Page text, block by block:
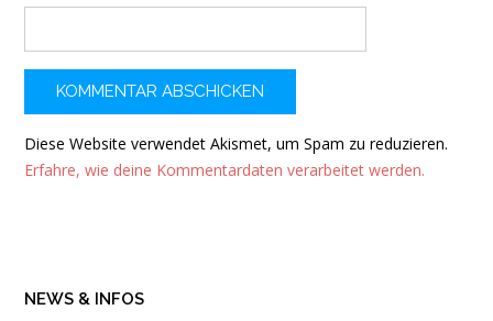
Diese Website verwendet Akismet, um Spam zu reduzieren.
Erfahre, wie deine Kommentardaten verarbeitet werden.
NEWS & INFOS